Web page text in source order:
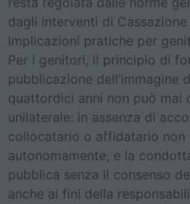
dagli interventi di Cassazione
Implicazioni pratiche per
Per i genitori, il principio di
pubblicazione dell’immagine
quattordici anni non può mai
unilaterale: in assenza di
collocatario o affidatario non
autonomamente, e la
pubblica senza il consenso
anche ai fini della